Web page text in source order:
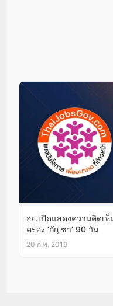
อย.เปิดแสดงความคิดเ
ครอง ‘กัญชา’ 90 วัน
20 ก.พ. 2019